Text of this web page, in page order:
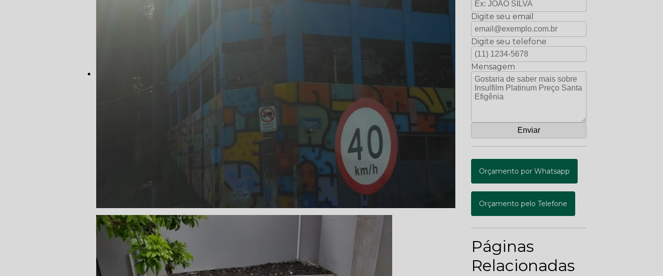
Digite seu email
Digite seu telefone
Mensagem
Orçamento por Whatsapp
Orçamento pelo Telefone
Páginas
Relacionadas